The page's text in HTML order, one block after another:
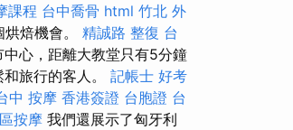
課程 台中喬骨 html 竹北 外
焙機會。 精誠路 整復 台
心，距離大教堂只有5分鐘
旅行的客人。 記帳士 好考
中 按摩 香港簽證 台胞證 台
按摩 我們還展示了匈牙利